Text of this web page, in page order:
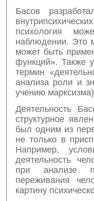
Басов
психология
наблюдении. Это
может быть
функций». Также
термин
анализа роли и
учению
Деятельность
структурное
был одним из
не только в
Например,
деятельность
при анализе
переживания
картину